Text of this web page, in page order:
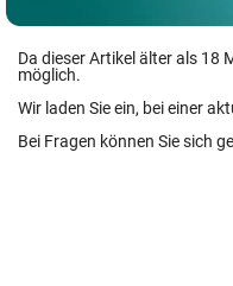
Da dieser Artikel älter als 18
möglich.
Wir laden Sie ein, bei einer
Bei Fragen können Sie sich